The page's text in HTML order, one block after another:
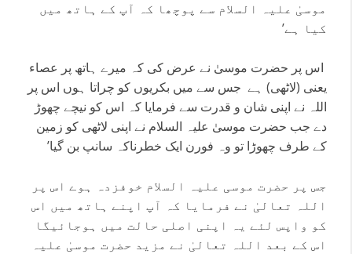
موسیٰ علیہ السلام سے پوچھا کہ آپ کے ہاتھ میں
کیا ہے’
اس پر حضرت موسیٰ نے عرض کی کہ میرے ہاتھ پر عصاء
یعنی (لاٹھی) ہے جس سے میں بکریوں کو چراتا ہوں اس پر
اللہ نے اپنی شان و قدرت سے فرمایا کہ اس کو نیچے چھوڑ
دے جب حضرت موسیٰ علیہ السلام نے اپنی لاٹھی کو زمین
کے طرف چھوڑا تو وہ فورن ایک خطرناکہ سانپ بن گیا’
جس پر حضرت موسی علیہ السلام خوفزدہ ہوے اس پر
اللہ تعالیٰ نے فرمایا کہ آپ اپنے ہاتھ میں اس
کو واپس لئے یہ اپنی اصلی حالت میں ہوجائیگا
اس کے بعد اللہ تعالیٰ نے مزید حضرت موسیٰ علیہ